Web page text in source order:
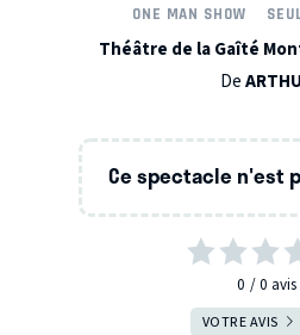
ONE MAN SHOW
Théâtre de la Gaîté
De
Ce spectacle n'est
0 0 avis
VOTRE AVIS